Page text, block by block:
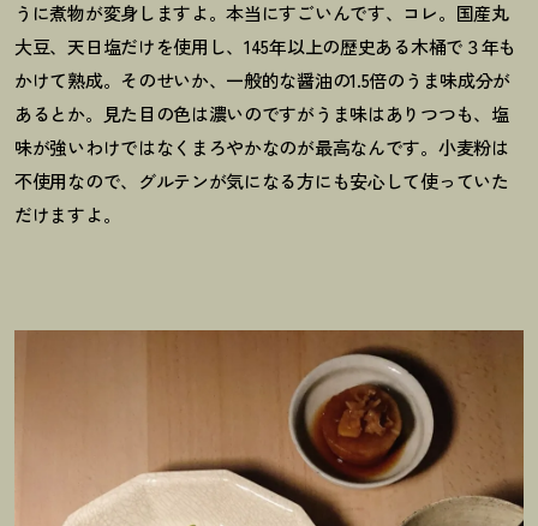
うに煮物が変身しますよ。本当にすごいんです、コレ。国産丸
大豆、天日塩だけを使用し、145年以上の歴史ある木桶で３年も
かけて熟成。そのせいか、一般的な醤油の1.5倍のうま味成分が
あるとか。見た目の色は濃いのですがうま味はありつつも、塩
味が強いわけではなくまろやかなのが最高なんです。小麦粉は
不使用なので、グルテンが気になる方にも安心して使っていた
だけますよ。